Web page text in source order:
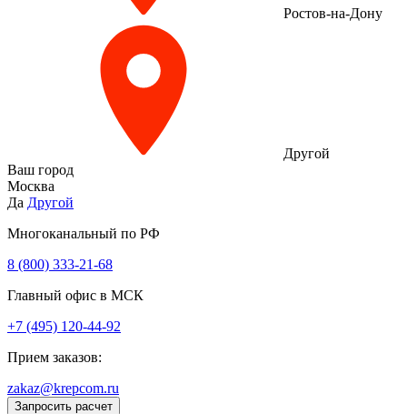
Ростов-на-Дону
Другой
Ваш город
Москва
Да Другой
Многоканальный по РФ
8 (800) 333‑21-68
Главный офис в МСК
+7 (495) 120-44-92
Прием заказов:
zakaz@krepcom.ru
Запросить расчет